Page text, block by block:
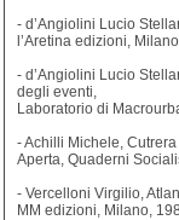
- d’Angiolini Lucio
l’Aretina edizioni,
- d’Angiolini Lucio
degli eventi,
Laboratorio di
- Achilli Michele,
Aperta, Quaderni
- Vercelloni Virgilio,
MM edizioni, Milano,